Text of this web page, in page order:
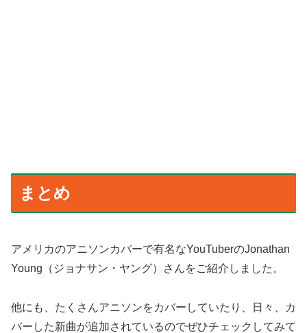
まとめ
アメリカのアニソンカバーで有名なYouTuberのJonathan
Young（ジョナサン・ヤング）さんをご紹介しました。
他にも、たくさんアニソンをカバーしていたり、日々、カ
バーした新曲が追加されているのでぜひチェックしてみて